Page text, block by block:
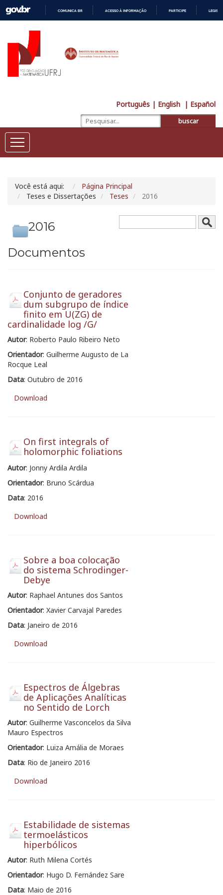
COMUNICA BR ACESSO À INFORMAÇÃO PARTICIPE
Português | English | Español
buscar
Você está aqui:
Página Principal
Teses e Dissertações
Teses 2016
2016
Documentos
Conjunto de geradores
dum subgrupo de índice
finito em U(ZG) de
cardinalidade log /G/
Autor: Roberto Paulo Ribeiro Neto
Orientador: Guilherme Augusto de La
Rocque Leal
Data: Outubro de 2016
Download
On first integrals of
holomorphic foliations
Autor: Jonny Ardila Ardila
Orientador: Bruno Scárdua
Data: 2016
Download
Sobre a boa colocação
do sistema Schrodinger-
Debye
Autor: Raphael Antunes dos Santos
Orientador: Xavier Carvajal Paredes
Data: Janeiro de 2016
Download
Espectros de Álgebras
de Aplicações Analíticas
no Sentido de Lorch
Autor: Guilherme Vasconcelos da Silva
Mauro Espectros
Orientador: Luiza Amália de Moraes
Data: Rio de Janeiro 2016
Download
Estabilidade de sistemas
termoelásticos
hiperbólicos
Autor: Ruth Milena Cortés
Orientador: Hugo D. Fernández Sare
Data: Maio de 2016